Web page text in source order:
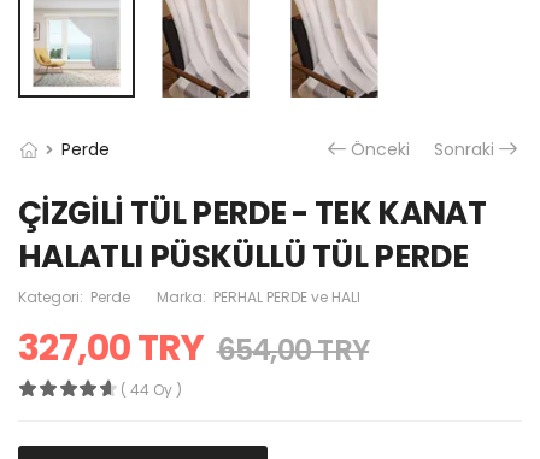
Perde Önceki Sonraki
ÇİZGİLİ TÜL PERDE - TEK KANAT
HALATLI PÜSKÜLLÜ TÜL PERDE
Kategori: Perde Marka: PERHAL PERDE ve HALI
327,00 TRY 654,00 TRY
( 44 Oy )